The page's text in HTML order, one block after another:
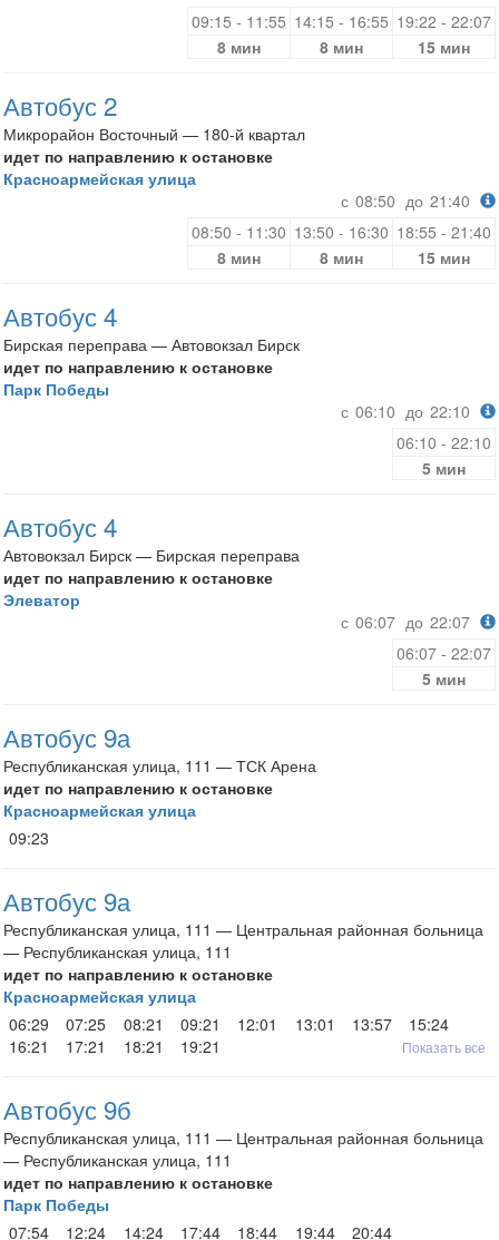
09:15 - 11:55 14:15 - 16:55 19:22 - 22:07
8 мин
8 мин 15 мин
Автобус 2
Микрорайон Восточный — 180-й квартал
идет по направлению к остановке
Красноармейская улица
с 08:50 до 21:40
08:50 - 11:30 13:50 - 16:30 18:55 - 21:40
8 мин
8 мин 15 мин
Автобус 4
Бирская переправа — Автовокзал Бирск
идет по направлению к остановке
Парк Победы
с 06:10 до 22:10
06:10 - 22:10
5 мин
Автобус 4
Автовокзал Бирск — Бирская переправа
идет по направлению к остановке
Элеватор
с 06:07 до 22:07
06:07 - 22:07
5 мин
Автобус 9а
Республиканская улица, 111 — ТСК Арена
идет по направлению к остановке
Красноармейская улица
09:23
Автобус 9а
Республиканская улица, 111 — Центральная районная больница
— Республиканская улица, 111
идет по направлению к остановке
Красноармейская улица
06:29
07:25 08:21 09:21 12:01 13:01 13:57
15:24
16:21
17:21 18:21 19:21 Показать все
Автобус 9б
Республиканская улица, 111 — Центральная районная больница
— Республиканская улица, 111
идет по направлению к остановке
Парк Победы
07:54
12:24 14:24 17:44 18:44 19:44 20:44